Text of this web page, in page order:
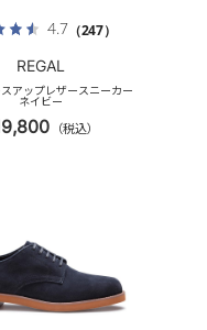
4.7（247）
REGAL
アップレザースニーカー
ネイビー
（税込）